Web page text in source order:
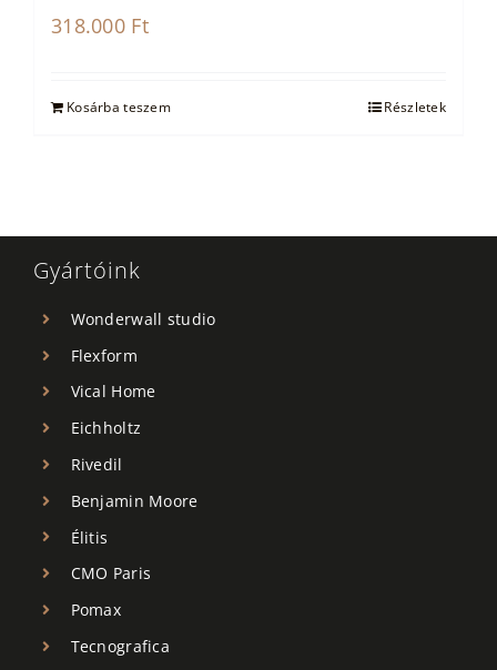
318.000 Ft
Kosárba teszem Részletek
Gyártóink
Wonderwall studio
Flexform
Vical Home
Eichholtz
Rivedil
Benjamin Moore
Élitis
CMO Paris
Pomax
Tecnografica